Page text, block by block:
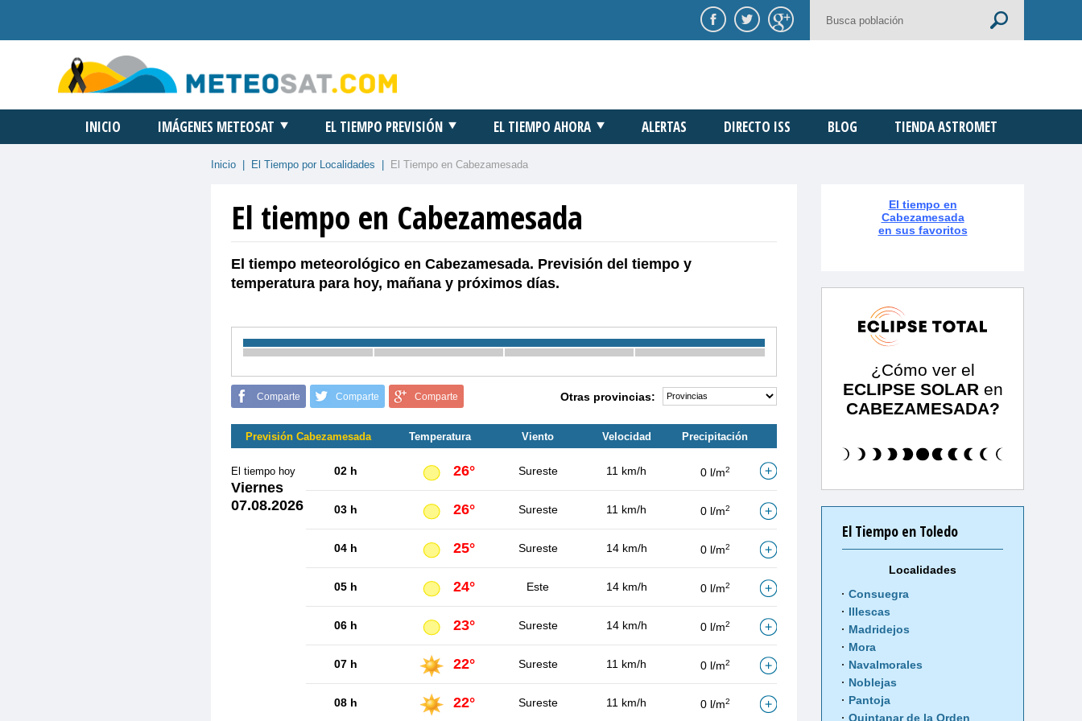
INICIO IMÁGENES METEOSAT EL TIEMPO PREVISIÓN EL TIEMPO AHORA ALERTAS DIRECTO ISS BLOG TIENDA ASTROMET
Inicio El Tiempo por Localidades El Tiempo en Cabezamesada
El tiempo en Cabezamesada
El tiempo meteorológico en Cabezamesada. Previsión del tiempo y
temperatura para hoy, mañana y próximos días.
Comparte Comparte Comparte Otras provincias:
Previsión Cabezamesada Temperatura Viento Velocidad Precipitación
El tiempo hoy
Viernes
07.08.2026
02 h 26° Sureste 11 km/h 0 l/m2
03 h 26° Sureste 11 km/h 0 l/m2
04 h 25° Sureste 14 km/h 0 l/m2
05 h 24° Este 14 km/h 0 l/m2
06 h 23° Sureste 14 km/h 0 l/m2
07 h 22° Sureste 11 km/h 0 l/m2
08 h 22° Sureste 11 km/h 0 l/m2
El tiempo en
Cabezamesada
en sus favoritos
¿Cómo ver el
ECLIPSE SOLAR en
CABEZAMESADA?
El Tiempo en Toledo
Localidades
Consuegra
Illescas
Madridejos
Mora
Navalmorales
Noblejas
Pantoja
Quintanar de la Orden